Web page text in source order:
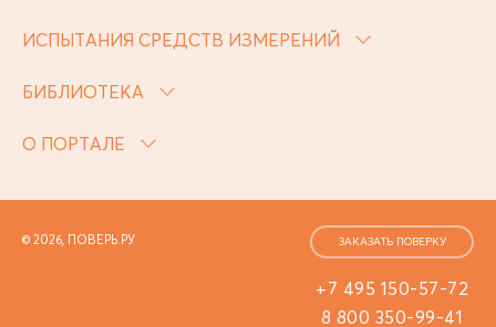
ИСПЫТАНИЯ СРЕДСТВ ИЗМЕРЕНИЙ
БИБЛИОТЕКА
О ПОРТАЛЕ
© 2026, ПОВЕРЬ.РУ
+7 495 150-57-72
8 800 350-99-41
ЗАКАЗАТЬ ПОВЕРКУ